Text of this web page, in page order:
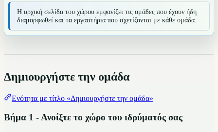
Η αρχική σελίδα του χώρου εμφανίζει τις ομάδες που έχουν ήδη
διαμορφωθεί και τα εργαστήρια που σχετίζονται με κάθε ομάδα.
Δημιουργήστε την ομάδα
Ενότητα με τίτλο «Δημιουργήστε την ομάδα»
Βήμα 1 - Ανοίξτε το χώρο του ιδρύματός σας